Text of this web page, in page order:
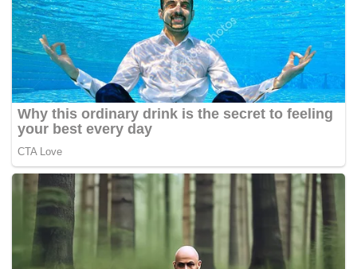
melabur di negara kita,” katanya di sini hari ini.
Pada Rabu lalu, kerajaan melalui Kementerian Dalam
Negeri gagal mendapatkan sokongan ahli Dewan Rakyat
untuk melanjutkan tempoh kuat kuasa subseksyen 4(5)
Akta SOSMA selama lima tahun lagi dan mengekalkan
tempoh tahanan selama 28 hari kerana 86 ahli Parlimen
tidak bersetuju berbanding 84 bersetuju.
Pun begitu, keesokannya, keputusan undian bagi yang
menyokong usul itu dipinda kepada 85 dan 49 ahli
Parlimen tidak hadir setelah berlaku kekhilafan, namun ia
tidak mengubah kemenangan memihak kepada
pembangkang.